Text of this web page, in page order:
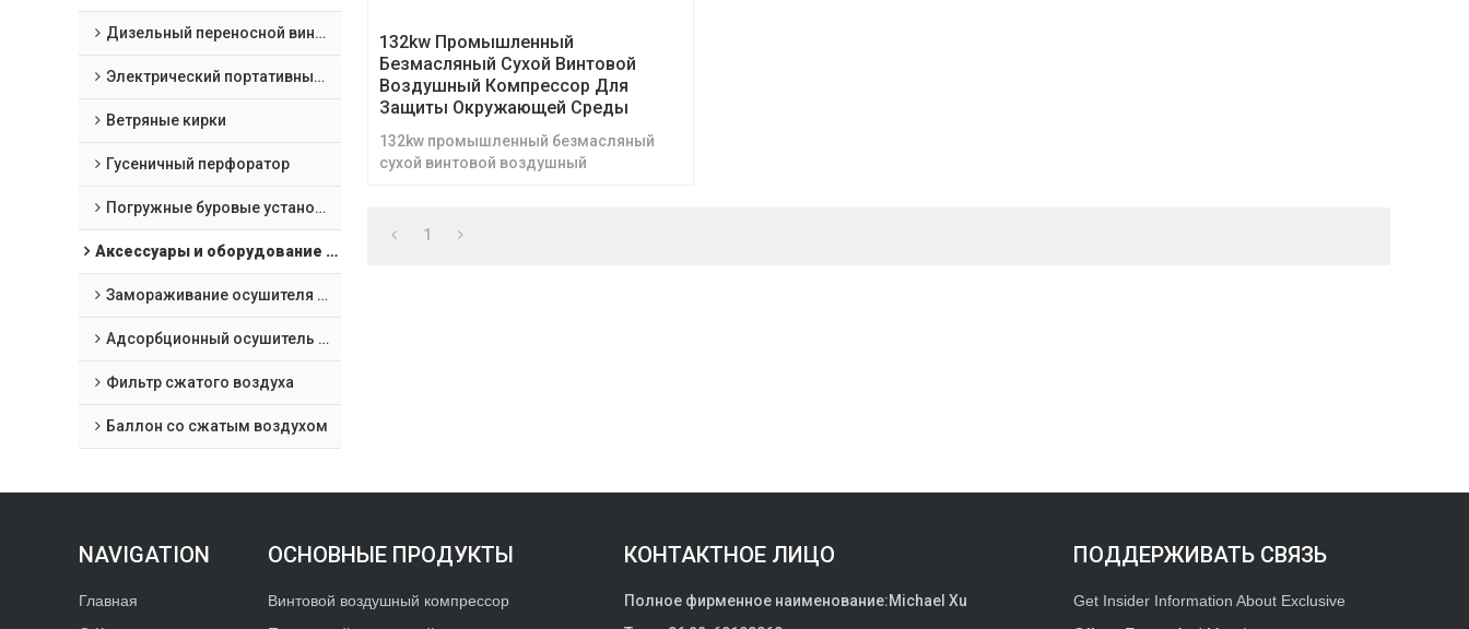
Дизельный переносной винтовой компрессор
Электрический портативный винтовой воздушный компрессор
Ветряные кирки
Гусеничный перфоратор
Погружные буровые установки "все в одном
Аксессуары и оборудование для обработки воздушных компрессоров
Замораживание осушителя сжатого воздуха
Адсорбционный осушитель сжатого воздуха
Фильтр сжатого воздуха
Баллон со сжатым воздухом
132kw Промышленный
Безмасляный Сухой Винтовой
Воздушный Компрессор Для
Защиты Окружающей Среды
132kw промышленный безмасляный
сухой винтовой воздушный
1
Главная
ОСНОВНЫЕ ПРОДУКТЫ
Винтовой воздушный компрессор
КОНТАКТНОЕ ЛИЦО
Полное фирменное наименование:Michael Xu
ПОДДЕРЖИВАТЬ СВЯЗЬ